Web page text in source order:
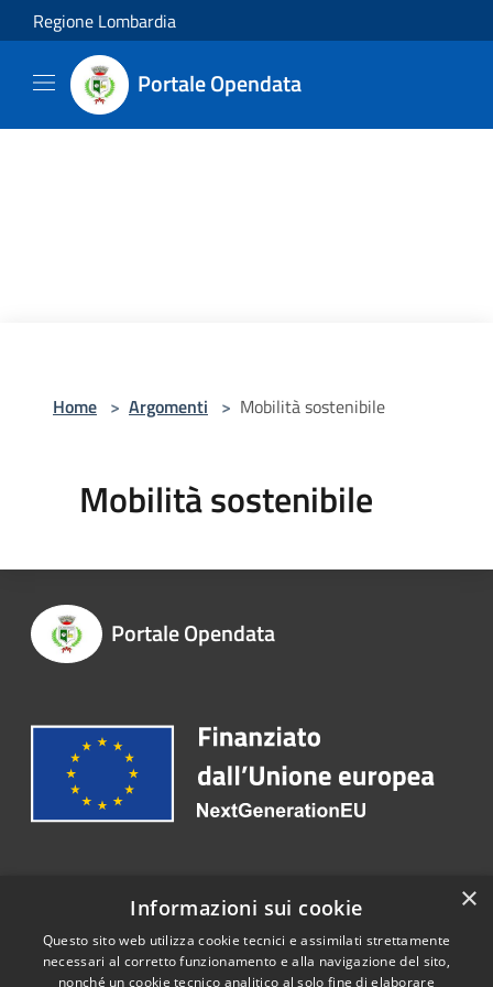
Salta al contenuto principale
Regione Lombardia
Portale Opendata
Home > Argomenti > Mobilità sostenibile
Mobilità sostenibile
Portale Opendata
Recapiti e contatti
Telefono:0308984301
×
Informazioni sui cookie
Questo sito web utilizza cookie tecnici e assimilati strettamente
necessari al corretto funzionamento e alla navigazione del sito,
nonché un cookie tecnico analitico al solo fine di elaborare